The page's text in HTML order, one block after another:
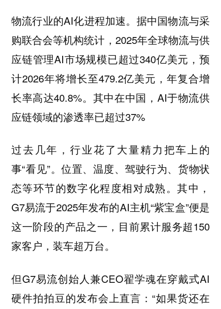
物流行业的AI化进程加速。据中国物流与采
购联合会等机构统计，2025年全球物流与供
应链管理AI市场规模已超过340亿美元，预
计2026年将增长至479.2亿美元，年复合增
长率高达40.8%。其中在中国，AI于物流供
应链领域的渗透率已超过37%
过去几年，行业花了大量精力把车上的
事“看见”。位置、温度、驾驶行为、货物状
态等环节的数字化程度相对成熟。其中，
G7易流于2025年发布的AI主机“紫宝盒”便是
这一阶段的产品之一，目前累计服务超150
家客户，装车超万台。
但G7易流创始人兼CEO翟学魂在穿戴式AI
硬件拍拍豆的发布会上直言：“如果货还在